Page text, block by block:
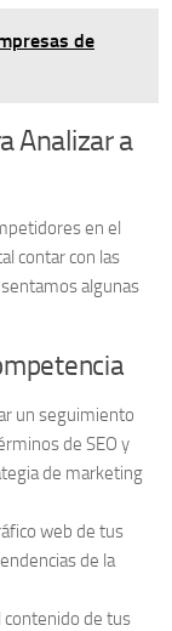
de
Analizar a
en el
contar con las
algunas
un seguimiento
de SEO y
de marketing
web de tus
de la
contenido de tus